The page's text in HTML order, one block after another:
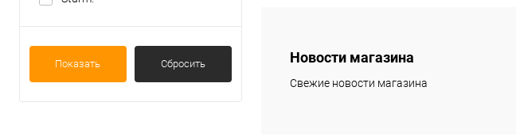
Показать Сбросить Купить в 1 клик К сравнению
В избранное В наличии
Новости магазина
Свежие новости магазина